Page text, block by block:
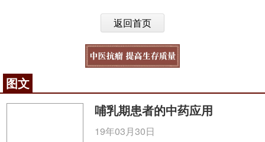
返回首页
图文
哺乳期患者的中药应用
19年03月30日